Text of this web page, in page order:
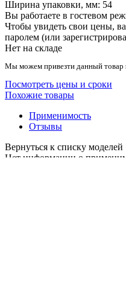
Ширина упаковки, мм: 54
Вы работаете в гостевом
Чтобы увидеть свои цены,
паролем (или
Нет на складе
Мы можем привезти данный товар
Посмотреть цены и сроки
Похожие товары
Применимость
Отзывы
Нет информации о